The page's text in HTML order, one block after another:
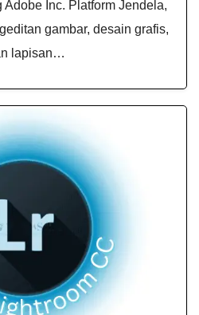
Inc. Platform Jendela,
gambar, desain grafis,
lapisan…